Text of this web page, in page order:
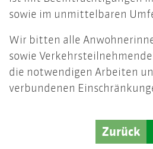
sowie im unmittelbaren
Wir bitten alle
sowie
die notwendigen Arbeiten
verbundenen
Zurück